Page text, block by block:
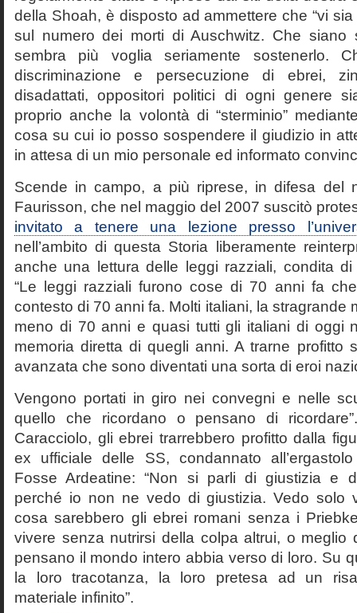
della Shoah, è disposto ad ammettere che “vi
sul numero dei morti di Auschwitz. Che siano
sembra più voglia seriamente sostenerlo.
discriminazione e persecuzione di ebrei,
disadattati, oppositori politici di ogni genere
proprio anche la volontà di “sterminio”
cosa su cui io posso sospendere il giudizio in
in attesa di un mio personale ed informato
Scende in campo, a più riprese, in difesa del
Faurisson, che nel maggio del 2007 suscitò
invitato a tenere una lezione presso
nell’ambito di questa Storia liberamente
anche una lettura delle leggi razziali, condita di
“Le leggi razziali furono cose di 70 anni fa
contesto di 70 anni fa. Molti italiani, la stragrande
meno di 70 anni e quasi tutti gli italiani di oggi
memoria diretta di quegli anni. A trarne profitto
avanzata che sono diventati una sorta di eroi
Vengono portati in giro nei convegni e nelle
quello che ricordano o pensano di
Caracciolo, gli ebrei trarrebbero profitto dalla
ex ufficiale delle SS, condannato
Fosse Ardeatine: “Non si parli di giustizia e
perché io non ne vedo di giustizia. Vedo solo
cosa sarebbero gli ebrei romani senza i
vivere senza nutrirsi della colpa altrui, o meglio
pensano il mondo intero abbia verso di loro. Su
la loro tracotanza, la loro pretesa ad un
materiale infinito”.